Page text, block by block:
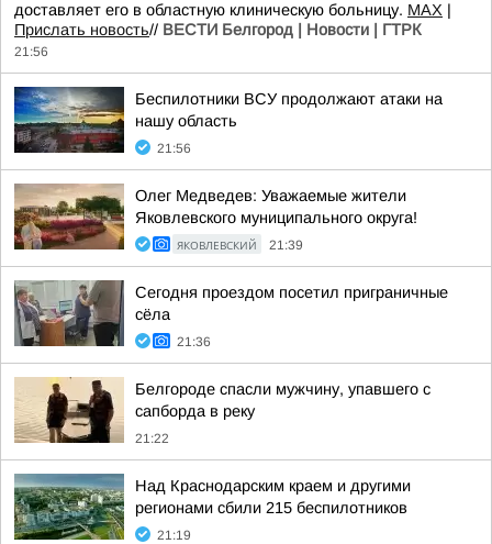
доставляет его в областную клиническую больницу. МАХ |
Прислать новость// ВЕСТИ Белгород | Новости | ГТРК
21:56
Беспилотники ВСУ продолжают атаки на
нашу область
21:56
Олег Медведев: Уважаемые жители
Яковлевского муниципального округа!
ЯКОВЛЕВСКИЙ 21:39
Сегодня проездом посетил приграничные
сёла
21:36
Белгороде спасли мужчину, упавшего с
сапборда в реку
21:22
Над Краснодарским краем и другими
регионами сбили 215 беспилотников
21:19